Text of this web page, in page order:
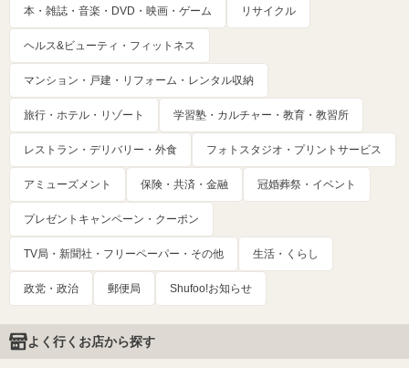
本・雑誌・音楽・DVD・映画・ゲーム リサイクル
ヘルス&ビューティ・フィットネス
マンション・戸建・リフォーム・レンタル収納
旅行・ホテル・リゾート 学習塾・カルチャー・教育・教習所
レストラン・デリバリー・外食 フォトスタジオ・プリントサービス
アミューズメント 保険・共済・金融 冠婚葬祭・イベント
プレゼントキャンペーン・クーポン
TV局・新聞社・フリーペーパー・その他 生活・くらし
政党・政治 郵便局 Shufoo!お知らせ
よく行くお店から探す